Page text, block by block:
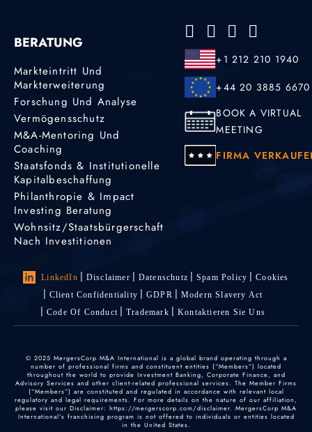
BERATUNG
Markteintritt Und
Markterweiterung
Forschung Und Analyse
Vermögensschutz
M&A-Mentoring Und
Coaching
Staatsfonds & Institutionelle
Kapitalbeschaffung
Philanthropie & Impact
Investing Beratung
Wohnsitz/Staatsbürgerschaft
Nach Investitionen
+1 212 210 1940
+44 20 3885 6670
BOOK A VIRTUAL
MEETING
FIRMA
LinkedIn Disclaimer Datenschutz Spam Policy
Cookies
Client Confidentiality
GDPR
Modern Slavery Act
Code Of Conduct
Trademark Kontaktieren Sie Uns
© 2025 MergersCorp M&A International is a global brand operating through a
number of professional firms and constituent entities (“Members”) located
throughout the world to provide Investment Banking, Corporate Finance, and
Advisory Services and other client-related professional services. The Member Firms
(“Members”) are constituted and regulated in accordance with relevant local
regulatory and legal requirements. For more details on the nature of our affiliation,
please visit our Disclaimer: https://mergerscorp.com/disclaimer. MergersCorp M&A
International's franchising program is not offered to individuals or entities located
in the United States.